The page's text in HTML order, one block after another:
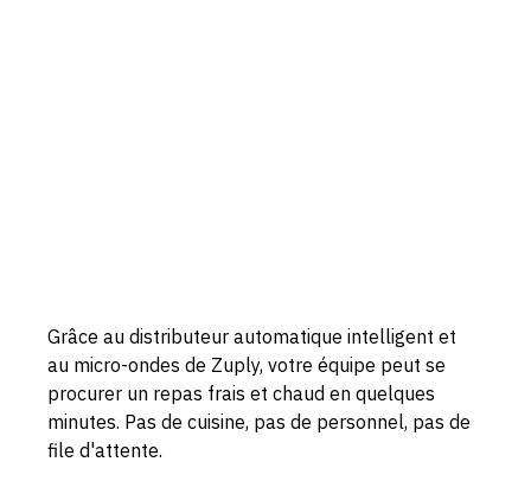
Grâce au distributeur automatique intelligent et
au micro-ondes de Zuply, votre équipe peut se
procurer un repas frais et chaud en quelques
minutes. Pas de cuisine, pas de personnel, pas de
file d'attente.